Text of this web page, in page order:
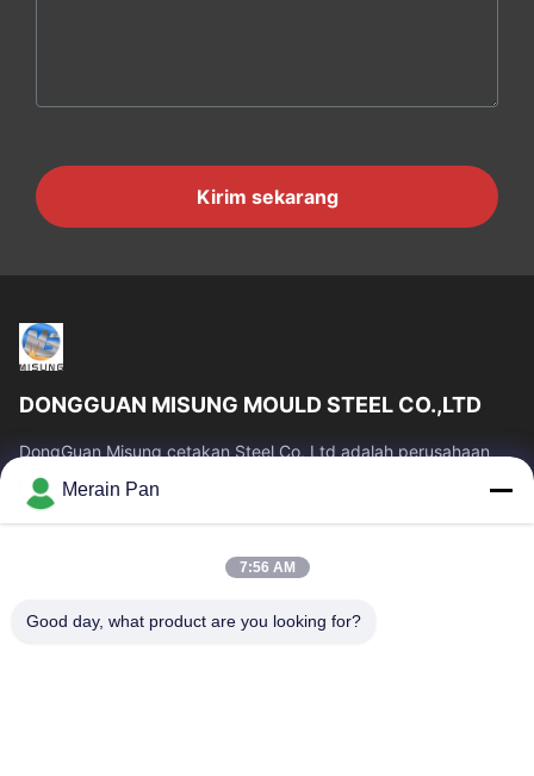
Kirim sekarang
DONGGUAN MISUNG MOULD STEEL CO.,LTD
DongGuan Misung cetakan Steel Co, Ltd adalah perusahaan
terkemuka pasokan baja mati plastik, baja kerja panas, baja
kerja dingin, baja struktural...
Tautan Cepat
Produk
Tampilan VR
Tentang Kami
Merain Pan
7:56 AM
Good day, what product are you looking for?